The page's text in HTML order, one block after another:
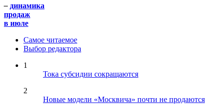
– динамика
продаж
в июле
Самое читаемое
Выбор редактора
1
Тока субсидии сокращаются
2
Новые модели «Москвича» почти не продаются